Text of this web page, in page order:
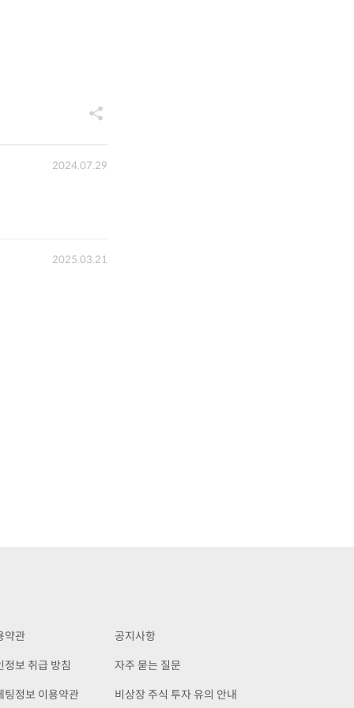
2024.07.29
2025.03.21
약관
정보 취급 방침
팅정보 이용약관
공지사항
자주 묻는 질문
비상장 주식 투자 유의 안내